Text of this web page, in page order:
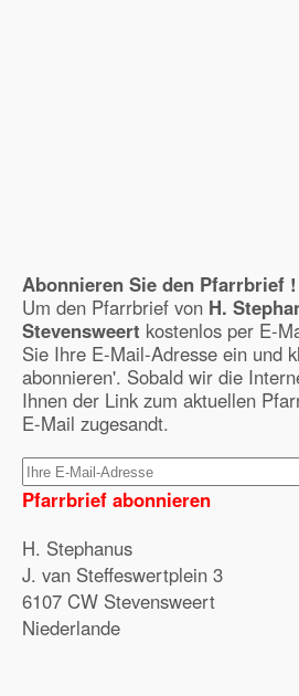
Abonnieren Sie den Pfarrbrief !
Um den Pfarrbrief von H.
Stevensweert kostenlos per E-
Sie Ihre E-Mail-Adresse ein und
abonnieren'. Sobald wir die
Ihnen der Link zum aktuellen
E-Mail zugesandt.
Pfarrbrief abonnieren
H. Stephanus
J. van Steffeswertplein 3
6107 CW Stevensweert
Niederlande